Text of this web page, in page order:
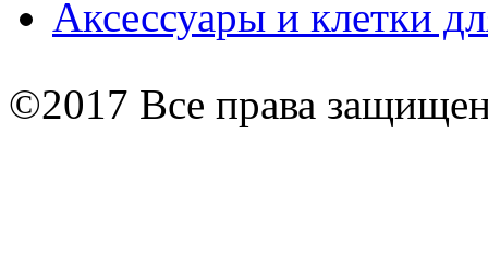
Аксессуары и клетки
©2017 Все права